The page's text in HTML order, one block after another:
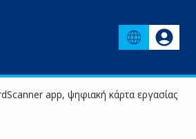
app, ψηφιακή κάρτα εργασίας